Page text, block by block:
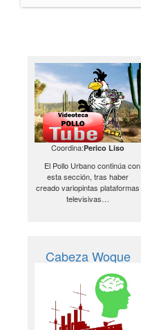
Coordina:Perico Liso
El Pollo Urbano continúa con
esta sección, tras haber
creado variopintas plataformas
televisivas…
Cabeza Woque